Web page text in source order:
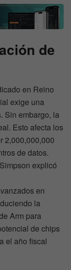
de
en Reino
exige una
Sin embargo, la
Esto afecta los
2,000,000,000
de datos.
explicó
en
la
Arm para
de chips
el año fiscal